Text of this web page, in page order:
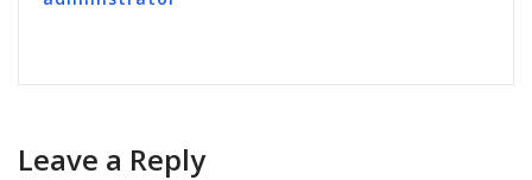
Leave a Reply